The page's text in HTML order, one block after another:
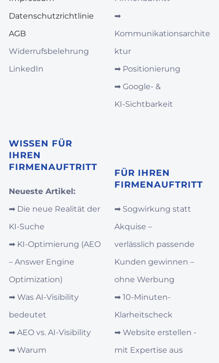
Datenschutzrichtlinie
AGB
Widerrufsbelehrung
LinkedIn
WISSEN FÜR
IHREN
FIRMENAUFTRITT
Neueste Artikel:
➡︎ Die neue Realität der
KI-Suche
➡︎ KI‑Optimierung (AEO
– Answer Engine
Optimization)
➡︎ Was AI‑Visibility
bedeutet
➡︎ AEO vs. AI‑Visibility
➡︎ Warum
➡︎
Kommunikationsarchite
ktur
➡︎ Positionierung
➡︎ Google‑ &
KI‑Sichtbarkeit
FÜR IHREN
FIRMENAUFTRITT
➡︎ Sogwirkung statt
Akquise –
verlässlich passende
Kunden gewinnen –
ohne Werbung
➡︎ 10-Minuten-
Klarheitscheck
➡︎ Website erstellen -
mit Expertise aus